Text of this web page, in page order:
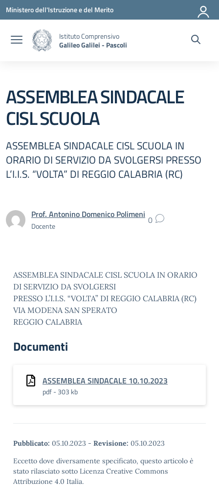
Vai ai contenuti
Vai al menu di navigazione
Vai al footer
Ministero dell'Istruzione e del Merito
Istituto Comprensivo
Galileo Galilei - Pascoli
ASSEMBLEA SINDACALE
CISL SCUOLA
ASSEMBLEA SINDACALE CISL SCUOLA IN
ORARIO DI SERVIZIO DA SVOLGERSI PRESSO
L’I.I.S. “VOLTA” DI REGGIO CALABRIA (RC)
Prof. Antonino Domenico Polimeni
Docente 0
ASSEMBLEA SINDACALE CISL SCUOLA IN ORARIO
DI SERVIZIO DA SVOLGERSI
PRESSO L’I.I.S. “VOLTA” DI REGGIO CALABRIA (RC)
VIA MODENA SAN SPERATO
REGGIO CALABRIA
Documenti
ASSEMBLEA SINDACALE 10.10.2023
pdf - 303 kb
Pubblicato: 05.10.2023 - Revisione: 05.10.2023
Eccetto dove diversamente specificato, questo articolo è
stato rilasciato sotto Licenza Creative Commons
Attribuzione 4.0 Italia.